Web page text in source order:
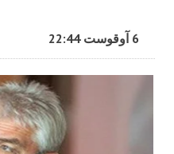
6 آوقوست 22:44